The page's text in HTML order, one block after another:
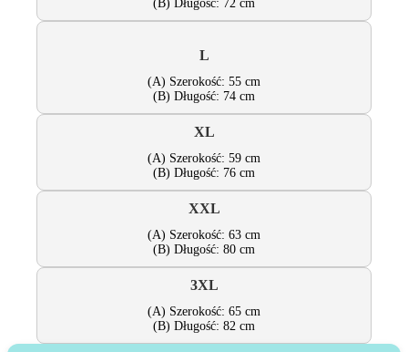
(B) Długość: 72 cm
L
(A) Szerokość: 55 cm
(B) Długość: 74 cm
XL
(A) Szerokość: 59 cm
(B) Długość: 76 cm
XXL
(A) Szerokość: 63 cm
(B) Długość: 80 cm
3XL
(A) Szerokość: 65 cm
(B) Długość: 82 cm